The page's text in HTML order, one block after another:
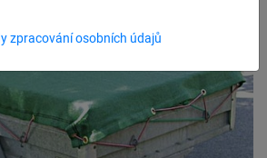
zpracování osobních údajů